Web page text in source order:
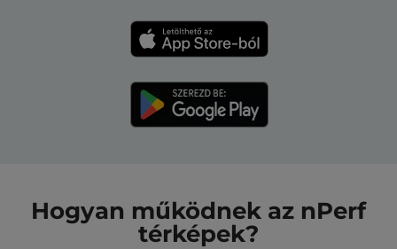
Hogyan működnek az nPerf
térképek?